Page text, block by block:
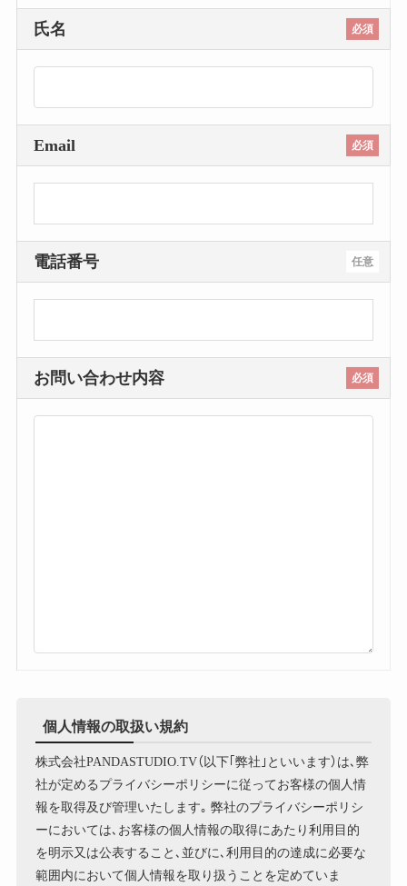
必須
氏名
必須
Email
任意
電話番号
必須
お問い合わせ内容
個人情報の取扱い規約
株式会社PANDASTUDIO.TV（以下｢弊社｣といいます）は､弊
社が定めるプライバシーポリシーに従ってお客様の個人情
報を取得及び管理いたします｡ 弊社のプライバシーポリシ
ーにおいては､お客様の個人情報の取得にあたり利用目的
を明示又は公表すること､並びに､利用目的の達成に必要な
範囲内において個人情報を取り扱うことを定めていま